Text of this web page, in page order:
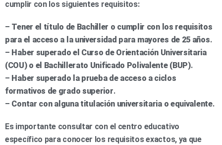
cumplir con los siguientes requisitos:
– Tener el título de Bachiller o cumplir con los requisitos
para el acceso a la universidad para mayores de 25 años.
– Haber superado el Curso de Orientación Universitaria
(COU) o el Bachillerato Unificado Polivalente (BUP).
– Haber superado la prueba de acceso a ciclos
formativos de grado superior.
– Contar con alguna titulación universitaria o equivalente.
Es importante consultar con el centro educativo
específico para conocer los requisitos exactos, ya que